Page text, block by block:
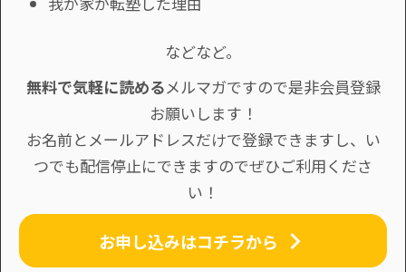
などなど。
無料で気軽に読めるメルマガですので是非会員登録
お願いします！
お名前とメールアドレスだけで登録できますし、い
つでも配信停止にできますのでぜひご利用くださ
い！
お申し込みはコチラから